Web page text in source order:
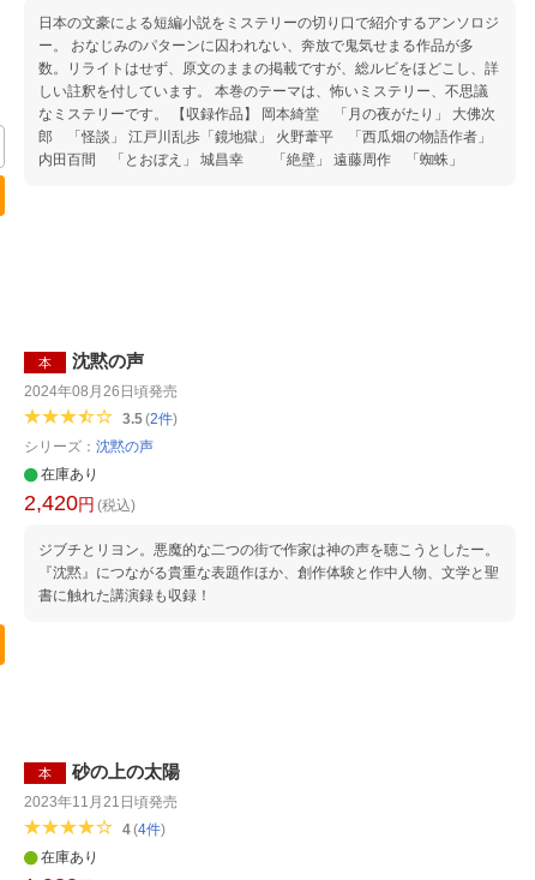
日本の文豪による短編小説をミステリーの切り口で紹介するアンソロジ
ー。 おなじみのパターンに囚われない、奔放で鬼気せまる作品が多
数。リライトはせず、原文のままの掲載ですが、総ルビをほどこし、詳
しい註釈を付しています。 本巻のテーマは、怖いミステリー、不思議
なミステリーです。 【収録作品】 岡本綺堂 「月の夜がたり」 大佛次
郎 「怪談」 江戸川乱歩「鏡地獄」 火野葦平 「西瓜畑の物語作者」
内田百間 「とおぼえ」 城昌幸 「絶壁」 遠藤周作 「蜘蛛」
本 沈黙の声
2024年08月26日頃発売
3.5(2件)
シリーズ： 沈黙の声
在庫あり
2,420円 (税込)
ジブチとリヨン。悪魔的な二つの街で作家は神の声を聴こうとしたー。
『沈黙』につながる貴重な表題作ほか、創作体験と作中人物、文学と聖
書に触れた講演録も収録！
本 砂の上の太陽
2023年11月21日頃発売
4(4件)
在庫あり